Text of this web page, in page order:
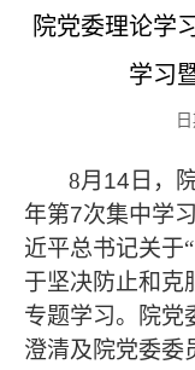
院党委理论学
学习
8月 14 日，
年第7次集中学
近平总书记关于
于坚决防止和克
专题学习。院党
澄清及院党委委